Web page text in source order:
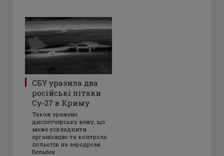
СБУ уразила два
російські літаки
Су-27 в Криму
Також уражено
диспетчерську вежу, що
може ускладнити
організацію та контроль
польотів на аеродромі
Бельбек